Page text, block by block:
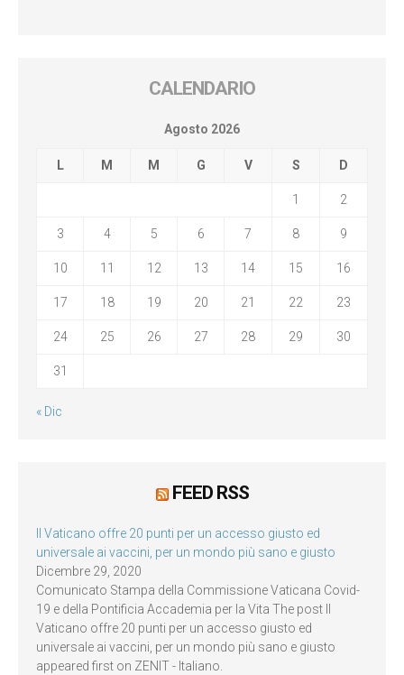
CALENDARIO
Agosto 2026
L M M G V S D
1 2
3 4 5 6 7 8 9
10 11 12 13 14 15 16
17 18 19 20 21 22 23
24 25 26 27 28 29 30
31
« Dic
FEED RSS
Il Vaticano offre 20 punti per un accesso giusto ed
universale ai vaccini, per un mondo più sano e giusto
Dicembre 29, 2020
Comunicato Stampa della Commissione Vaticana Covid-
19 e della Pontificia Accademia per la Vita The post Il
Vaticano offre 20 punti per un accesso giusto ed
universale ai vaccini, per un mondo più sano e giusto
appeared first on ZENIT - Italiano.